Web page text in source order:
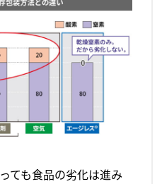
ても食品の劣化は進み